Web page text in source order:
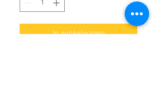
In winkelwagen